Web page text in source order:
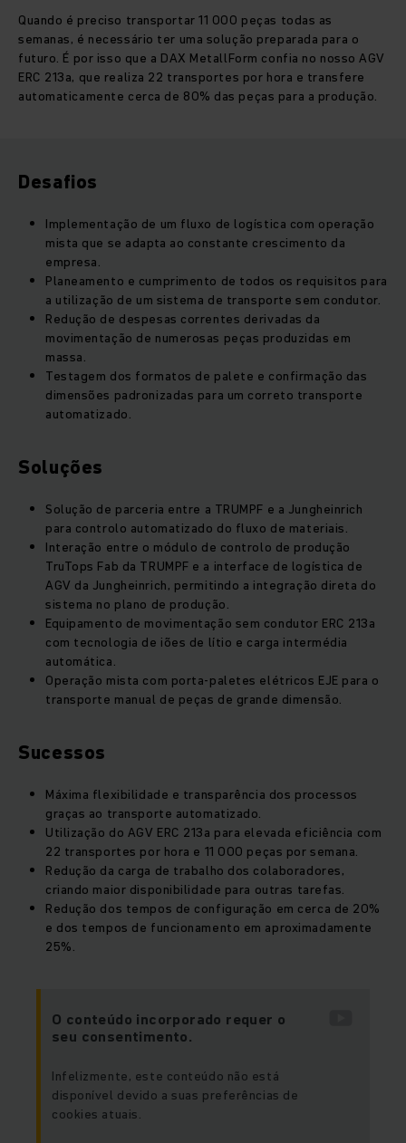
Quando é preciso transportar 11 000 peças todas as
semanas, é necessário ter uma solução preparada para o
futuro. É por isso que a DAX MetallForm confia no nosso AGV
ERC 213a, que realiza 22 transportes por hora e transfere
automaticamente cerca de 80% das peças para a produção.
Desafios
Implementação de um fluxo de logística com operação
mista que se adapta ao constante crescimento da
empresa.
Planeamento e cumprimento de todos os requisitos para
a utilização de um sistema de transporte sem condutor.
Redução de despesas correntes derivadas da
movimentação de numerosas peças produzidas em
massa.
Testagem dos formatos de palete e confirmação das
dimensões padronizadas para um correto transporte
automatizado.
Soluções
Solução de parceria entre a TRUMPF e a Jungheinrich
para controlo automatizado do fluxo de materiais.
Interação entre o módulo de controlo de produção
TruTops Fab da TRUMPF e a interface de logística de
AGV da Jungheinrich, permitindo a integração direta do
sistema no plano de produção.
Equipamento de movimentação sem condutor ERC 213a
com tecnologia de iões de lítio e carga intermédia
automática.
Operação mista com porta-paletes elétricos EJE para o
transporte manual de peças de grande dimensão.
Sucessos
Máxima flexibilidade e transparência dos processos
graças ao transporte automatizado.
Utilização do AGV ERC 213a para elevada eficiência com
22 transportes por hora e 11 000 peças por semana.
Redução da carga de trabalho dos colaboradores,
criando maior disponibilidade para outras tarefas.
Redução dos tempos de configuração em cerca de 20%
e dos tempos de funcionamento em aproximadamente
25%.
O conteúdo incorporado requer o
seu consentimento.
Infelizmente, este conteúdo não está
disponível devido a suas preferências de
cookies atuais.